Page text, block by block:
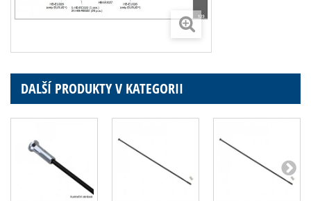
DALŠÍ PRODUKTY V KATEGORII